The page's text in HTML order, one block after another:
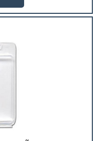
embalagens são
visto com mais valor,
seguindo as
caixas box